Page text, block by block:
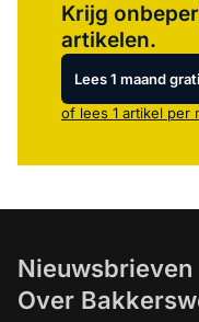
Krijg
artikelen.
Lees 1 maand
of lees 1 artikel per
Nieuwsbrieven
Over